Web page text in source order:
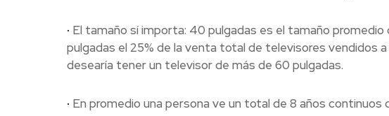
· El tamaño sí importa: 40 pulgadas es el tamaño
pulgadas el 25% de la venta total de televisores vendidos
desearía tener un televisor de más de 60 pulgadas.
· En promedio una persona ve un total de 8 años continuos